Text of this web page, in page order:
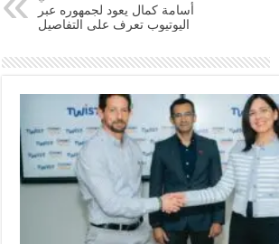
أسامة كمال يعود لجمهوره عبر
اليوتيوب تعرف على التفاصيل